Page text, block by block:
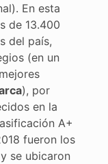
En esta
de 13.400
del país,
(en un
), por
en la
A+
fueron los
se ubicaron